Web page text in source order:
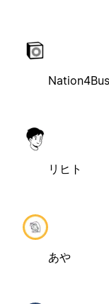
リヒト
あや